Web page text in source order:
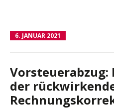
6. JANUAR 2021
der